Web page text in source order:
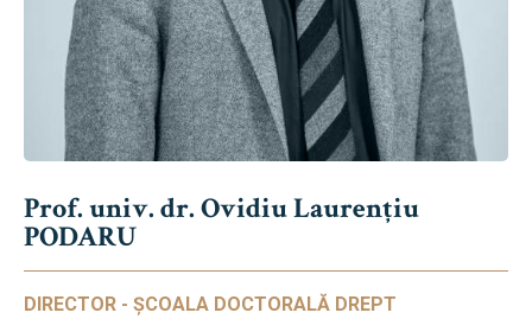
Prof. univ. dr. Ovidiu Laurențiu
PODARU
DIRECTOR - ȘCOALA DOCTORALĂ DREPT